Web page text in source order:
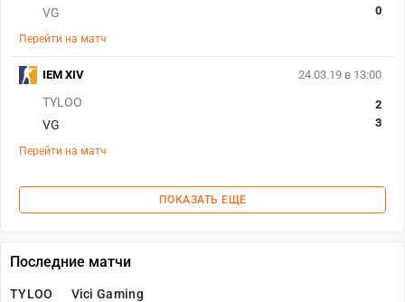
VG
0
Перейти на матч
24.03.19 в 13:00
TYLOO
VG
2
3
Перейти на матч
IEM XIV
ПОКАЗАТЬ ЕЩЕ
Последние матчи
TYLOO Vici Gaming